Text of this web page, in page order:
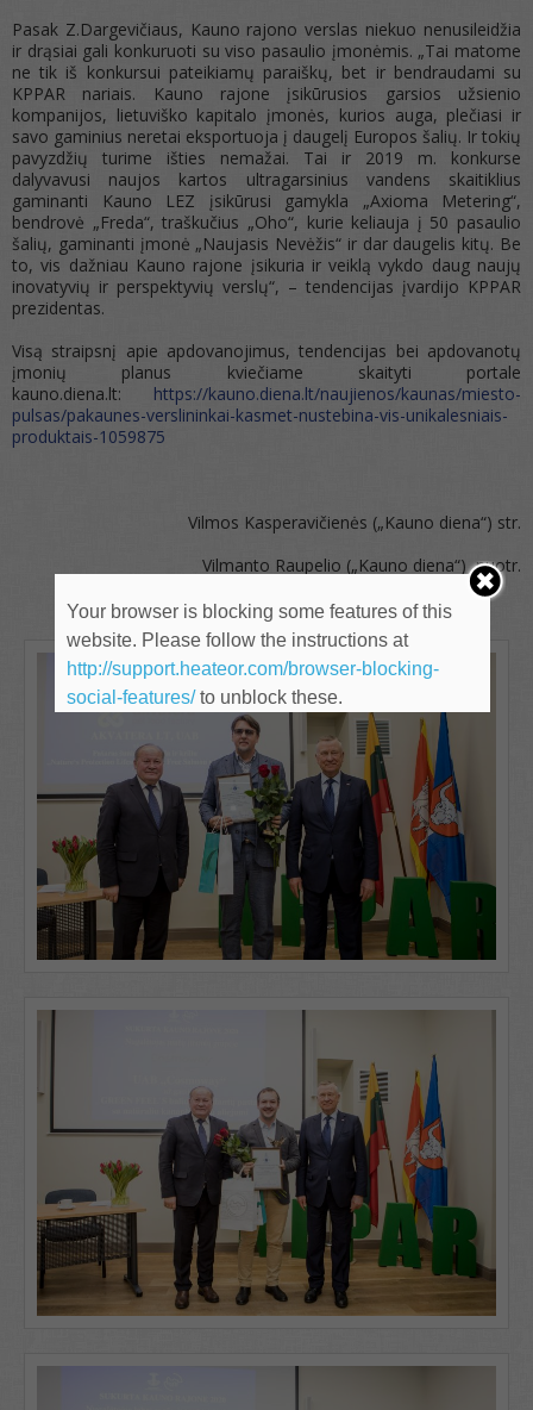
Pasak Z.Dargevičiaus, Kauno rajono verslas niekuo nenusileidžia
ir drąsiai gali konkuruoti su viso pasaulio įmonėmis. „Tai matome
ne tik iš konkursui pateikiamų paraiškų, bet ir bendraudami su
KPPAR nariais. Kauno rajone įsikūrusios garsios užsienio
kompanijos, lietuviško kapitalo įmonės, kurios auga, plečiasi ir
savo gaminius neretai eksportuoja į daugelį Europos šalių. Ir tokių
pavyzdžių turime išties nemažai. Tai ir 2019 m. konkurse
dalyvavusi naujos kartos ultragarsinius vandens skaitiklius
gaminanti Kauno LEZ įsikūrusi gamykla „Axioma Metering“,
bendrovė „Freda“, traškučius „Oho“, kurie keliauja į 50 pasaulio
šalių, gaminanti įmonė „Naujasis Nevėžis“ ir dar daugelis kitų. Be
to, vis dažniau Kauno rajone įsikuria ir veiklą vykdo daug naujų
inovatyvių ir perspektyvių verslų“, – tendencijas įvardijo KPPAR
prezidentas.
Visą straipsnį apie apdovanojimus, tendencijas bei apdovanotų
įmonių planus kviečiame skaityti portale
kauno.diena.lt: https://kauno.diena.lt/naujienos/kaunas/miesto-
pulsas/pakaunes-verslininkai-kasmet-nustebina-vis-unikalesniais-
produktais-1059875
Vilmos Kasperavičienės („Kauno diena“) str.
Vilmanto Raupelio („Kauno diena“) nuotr.
Your browser is blocking some features of this
website. Please follow the instructions at
http://support.heateor.com/browser-blocking-
social-features/to unblock these.